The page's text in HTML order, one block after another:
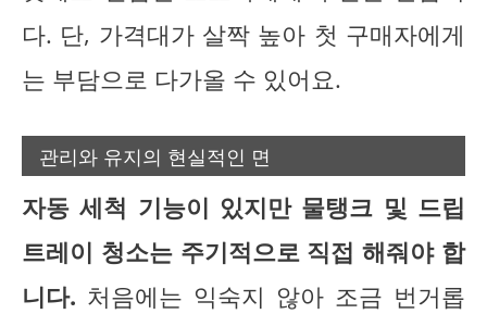
다. 단, 가격대가 살짝 높아 첫 구매자에게
는 부담으로 다가올 수 있어요.
관리와 유지의 현실적인 면
자동 세척 기능이 있지만 물탱크 및 드립
트레이 청소는 주기적으로 직접 해줘야 합
니다. 처음에는 익숙지 않아 조금 번거롭